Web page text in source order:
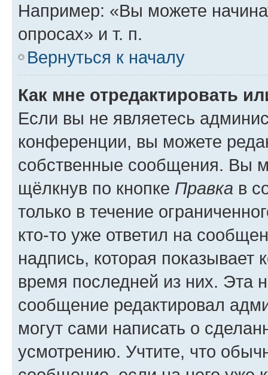
Например: «Вы можете
опросах» и т. п.
Вернуться к началу
Как мне отредактировать
Если вы не являетесь
конференции, вы можете
собственные сообщения. Вы
щёлкнув по кнопке Правка в
только в течение
кто-то уже ответил на
надпись, которая показывает
время последней из них. Эта
сообщение редактировал
могут сами написать о
усмотрению. Учтите, что